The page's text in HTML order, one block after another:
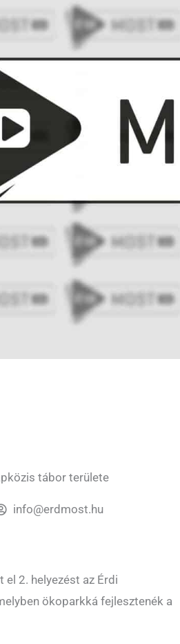
tábor területe
info@erdmost.hu
el 2. helyezést az Érdi
ökoparkká fejlesztenék a